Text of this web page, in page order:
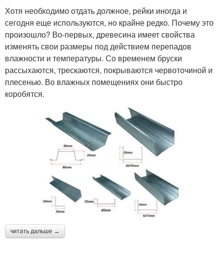
Хотя необходимо отдать должное, рейки иногда и
сегодня еще используются, но крайне редко. Почему это
произошло? Во-первых, древесина имеет свойства
изменять свои размеры под действием перепадов
влажности и температуры. Со временем бруски
рассыхаются, трескаются, покрываются червоточиной и
плесенью. Во влажных помещениях они быстро
коробятся.
читать дальше →